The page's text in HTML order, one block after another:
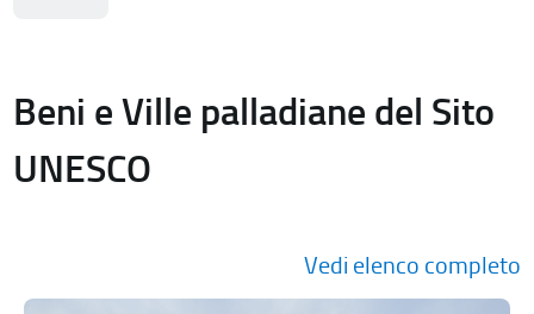
Beni e Ville palladiane del Sito
UNESCO
Vedi elenco completo